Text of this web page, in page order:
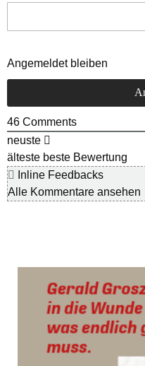
Angemeldet bleiben
46 Comments
neuste
älteste beste Bewertung
Inline Feedbacks
Alle Kommentare ansehen